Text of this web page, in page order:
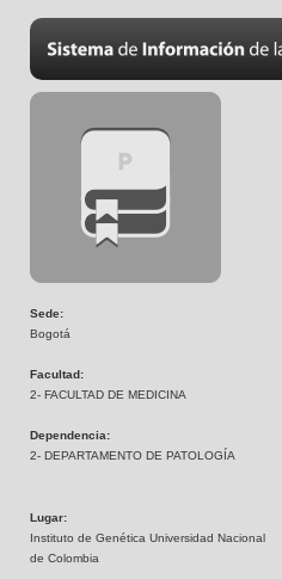
Sede:
Bogotá
Facultad:
2- FACULTAD DE MEDICINA
Dependencia:
2- DEPARTAMENTO DE PATOLOGÍA
Lugar:
Instituto de Genética Universidad Nacional
de Colombia